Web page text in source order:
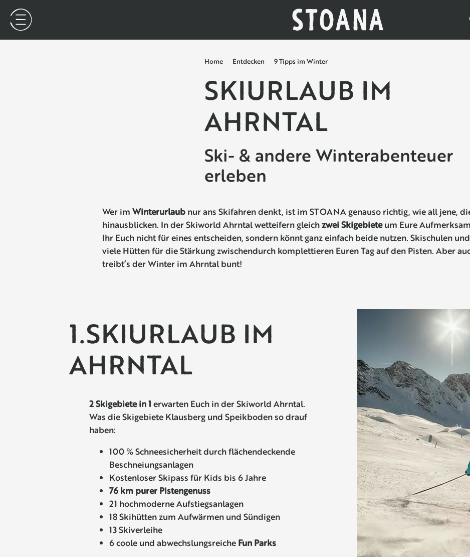
Home Entdecken 9 Tipps im Winter
SKIURLAUB IM
AHRNTAL
Ski- & andere Winterabenteuer
erleben
Wer im Winterurlaub nur ans Skifahren denkt, ist im STOANA genauso richtig, wie all jene,
hinausblicken. In der Skiworld Ahrntal wetteifern gleichzwei Skigebieteum Eure
Ihr Euch nicht für eines entscheiden, sondern könnt ganz einfach beide nutzen. Skischulen
viele Hütten für die Stärkung zwischendurch komplettieren Euren Tag auf den Pisten. Aber
treibt’s der Winter im Ahrntal bunt!
1.SKIURLAUB IM
AHRNTAL
2 Skigebiete in 1 erwarten Euch in der Skiworld Ahrntal.
Was die Skigebiete Klausberg und Speikboden so drauf
haben:
100 % Schneesicherheit durch flächendeckende
Beschneiungsanlagen
Kostenloser Skipass für Kids bis 6 Jahre
76 km purer Pistengenuss
21 hochmoderne Aufstiegsanlagen
18 Skihütten zum Aufwärmen und Sündigen
13 Skiverleihe
6 coole und abwechslungsreiche Fun Parks